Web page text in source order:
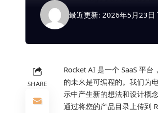
最近更新: 2026年5月23日
SHARE
Rocket AI 是一个 SaaS 平
的未来是可编程的。我们为
示中产生新的想法和设计概念
通过将您的产品目录上传到